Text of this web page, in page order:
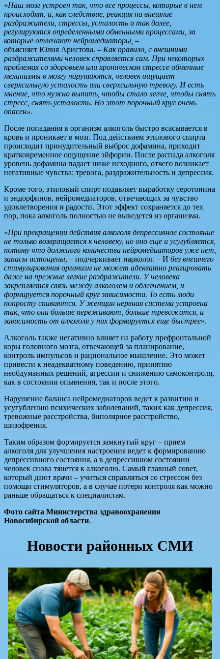
«Наш мозг устроен так, что все процессы, которые в нем
происходят, и, как следствие, реакция на внешние
раздражители, стрессы, усталость и так далее,
регулируются определенными обменными процессами, за
которые отвечают нейромедиаторы, –
объясняет Юлия Аристова. – Как правило, с внешними
раздражителями человек справляется сам. При некоторых
проблемах со здоровьем или хроническом стрессе обменные
механизмы в мозгу нарушаются, человек ощущает
сверхсильную усталость или сверхсильную тревогу. И есть
мнение, что нужно выпить, чтобы стало легче, чтобы снять
стресс, снять усталость. Но этот порочный круг очень
опасен».
После попадания в организм алкоголь быстро всасывается в
кровь и проникает в мозг. Под действием этилового спирта
происходит принудительный выброс дофамина, приходит
кратковременное ощущение эйфории. После распада алкоголя
уровень дофамина падает ниже исходного, отчего возникает
негативные чувства: тревога, раздражительность и депрессия.
Кроме того, этиловый спирт подавляет выработку серотонина
и эндорфинов, нейромедиаторов, отвечающих за чувство
удовлетворения и радости. Этот эффект сохраняется до тех
пор, пока алкоголь полностью не выведется из организма.
«При прекращении действия алкоголя депрессивное состояние
не только возвращается к человеку, но оно еще и усугубляется,
потому что должного количества нейромедиаторов уже нет,
запасы истощены, – подчеркивает нарколог. – И без внешнего
стимулирования организм не может адекватно реагировать
даже на прежние легкие раздражители. У человека
закрепляется связь между алкоголем и облегчением, и
формируется порочный круг зависимости. То есть люди
попросту спиваются. У женщин нервная система устроена
так, что они больше переживают, больше тревожатся, и
зависимость от алкоголя у них формируется еще быстрее».
Алкоголь также негативно влияет на работу префронтальной
коры головного мозга, отвечающей за планирование,
контроль импульсов и рациональное мышление. Это может
привести к неадекватному поведению, принятию
необдуманных решений, агрессии и снижению самоконтроля,
как в состоянии опьянения, так и после этого.
Нарушение баланса нейромедиаторов ведет к развитию и
усугублению психических заболеваний, таких как депрессия,
тревожные расстройства, биполярное расстройство,
шизофрения.
Таким образом формируется замкнутый круг – прием
алкоголя для улучшения настроения ведет к формированию
депрессивного состояния, а в депрессивном состоянии
человек снова тянется к алкоголю. Самый главный совет,
который дают врачи – учиться справляться со стрессом без
помощи стимуляторов, а в случае потери контроля как можно
раньше обращаться к специалистам.
Фото сайта Министерства здравоохранения
Новосибирской области.